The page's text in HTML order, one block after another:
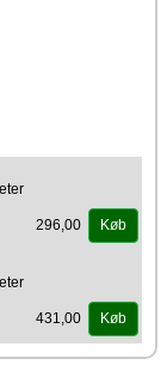
296,00 Køb
431,00 Køb